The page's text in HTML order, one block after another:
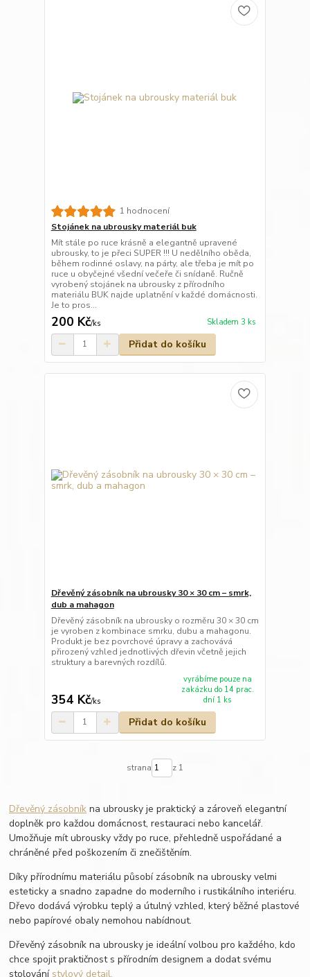
1 hodnocení
Stojánek na ubrousky materiál buk
Mít stále po ruce krásně a elegantně upravené
ubrousky, to je přeci SUPER !!! U nedělního oběda,
během rodinné oslavy, na párty, ale třeba je mít po
ruce u obyčejné všední večeře či snídaně. Ručně
vyrobený stojánek na ubrousky z přírodního
materiálu BUK najde uplatnění v každé domácnosti.
Je to pros...
200 Kč/ks Skladem 3 ks
Přidat do košíku
Dřevěný zásobník na ubrousky 30 × 30 cm – smrk,
dub a mahagon
Dřevěný zásobník na ubrousky o rozměru 30 × 30 cm
je vyroben z kombinace smrku, dubu a mahagonu.
Produkt je bez povrchové úpravy a zachovává
přirozený vzhled jednotlivých dřevin včetně jejich
struktury a barevných rozdílů.
354 Kč/ks
vyrábíme pouze na
zakázku do 14 prac.
dní 1 ks
Přidat do košíku
strana z 1
Dřevěný zásobník na ubrousky je praktický a zároveň elegantní
doplněk pro každou domácnost, restauraci nebo kancelář.
Umožňuje mít ubrousky vždy po ruce, přehledně uspořádané a
chráněné před poškozením či znečištěním.
Díky přírodnímu materiálu působí zásobník na ubrousky velmi
esteticky a snadno zapadne do moderního i rustikálního interiéru.
Dřevo dodává výrobku teplý a útulný vzhled, který běžné plastové
nebo papírové obaly nemohou nabídnout.
Dřevěný zásobník na ubrousky je ideální volbou pro každého, kdo
chce spojit praktičnost s přírodním designem a dodat svému
stolování stylový detail.